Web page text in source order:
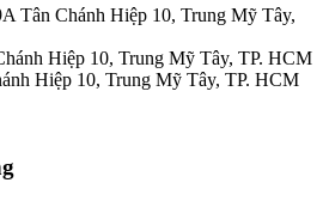
Tân Chánh Hiệp 10, Trung Mỹ Tây,
Hiệp 10, Trung Mỹ Tây, TP. HCM
Hiệp 10, Trung Mỹ Tây, TP. HCM